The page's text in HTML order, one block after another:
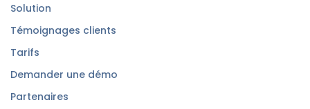
Solution
Témoignages clients
Tarifs
Demander une démo
Partenaires